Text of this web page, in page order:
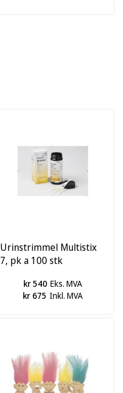
Urinstrimmel Multistix
7, pk a 100 stk
kr 540 Eks. MVA
kr 675 Inkl. MVA